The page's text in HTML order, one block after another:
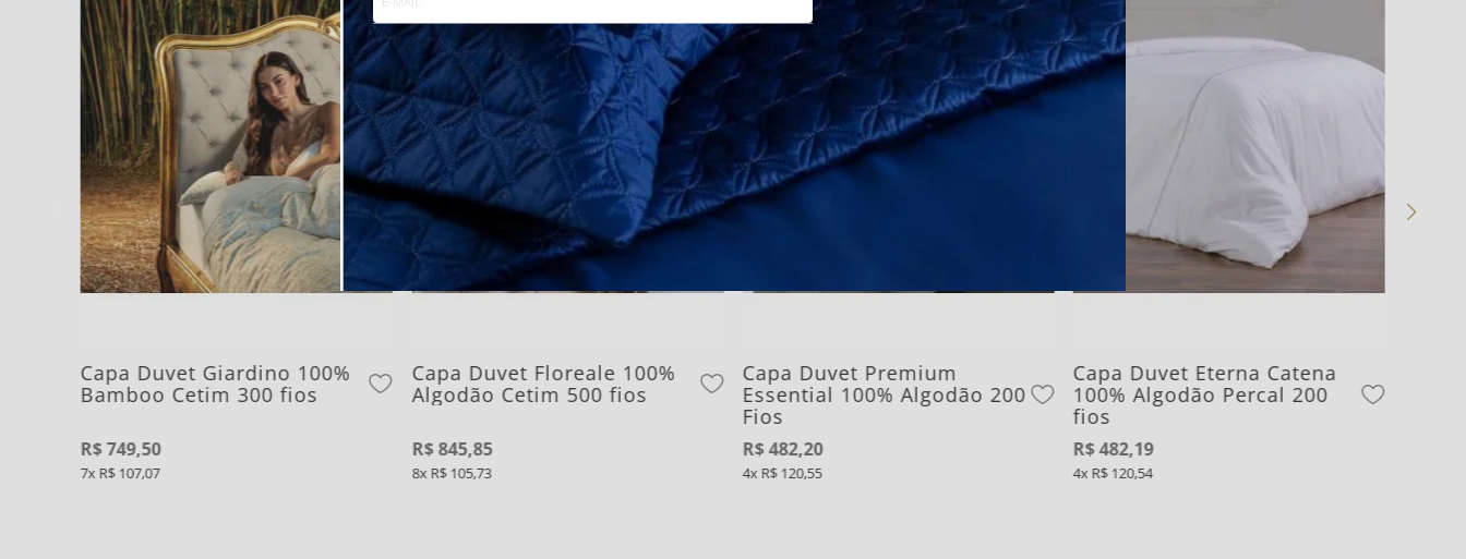
Capa Duvet Giardino 100%
Bamboo Cetim 300 fios
R$749,50
7 R$107,07
Capa Duvet Floreale 100%
Algodão Cetim 500 fios
R$ 845,85
8 R$105,73
Capa Duvet Premium
Essential 100% Algodão 200
Fios
R$482,20
4 R$120,55
Capa Duvet Eterna Catena
100% Algodão Percal 200
fios
R$482,19
4 R$120,54